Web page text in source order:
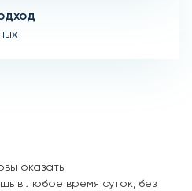
оказать
в любое время суток, без